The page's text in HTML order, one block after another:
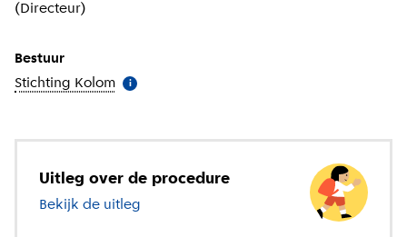
(Directeur)
Bestuur
Stichting Kolom Meer informatie
i
Uitleg over de procedure
Bekijk de uitleg